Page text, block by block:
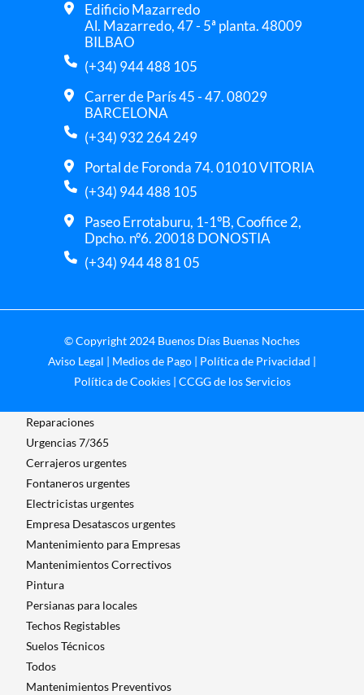
Edificio Mazarredo
Al. Mazarredo, 47 - 5ª planta. 48009
BILBAO
(+34) 944 488 105
Carrer de París 45 - 47. 08029
BARCELONA
(+34) 932 264 249
Portal de Foronda 74. 01010 VITORIA
(+34) 944 488 105
Paseo Errotaburu, 1-1ºB, Cooffice 2,
Dpcho. nº6. 20018 DONOSTIA
(+34) 944 48 81 05
© Copyright 2024 Buenos Días Buenas Noches
Aviso Legal | Medios de Pago | Política de Privacidad |
Política de Cookies| CCGG de los Servicios
Reparaciones
Urgencias 7/365
Cerrajeros urgentes
Fontaneros urgentes
Electricistas urgentes
Empresa Desatascos urgentes
Mantenimiento para Empresas​
Mantenimientos Correctivos
Pintura
Persianas para locales
Techos Registables
Suelos Técnicos
Todos
Mantenimientos Preventivos